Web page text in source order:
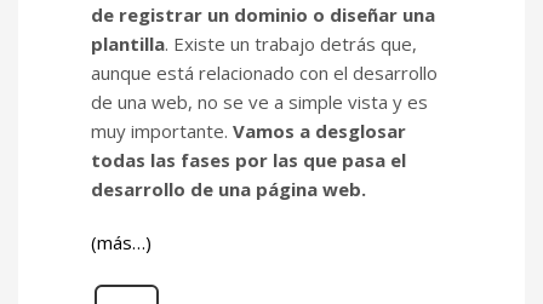
de registrar un dominio o diseñar una
plantilla. Existe un trabajo detrás que,
aunque está relacionado con el desarrollo
de una web, no se ve a simple vista y es
muy importante. Vamos a desglosar
todas las fases por las que pasa el
desarrollo de una página web.
(más…)